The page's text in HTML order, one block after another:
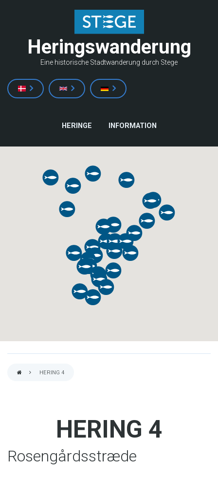
Heringswanderung
Eine historische Stadtwanderung durch Stege
HAUPTNAVIGATION
HERINGE INFORMATION
HERING 4
HERING 4
Rosengårdsstræde